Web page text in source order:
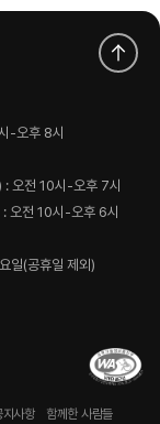
-오후 8시
오전 10시-오후 7시
오전 10시-오후 6시
일(공휴일 제외)
지사항 함께한 사람들